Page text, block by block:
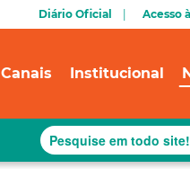
Diário Oficial Acesso
Canais Institucional